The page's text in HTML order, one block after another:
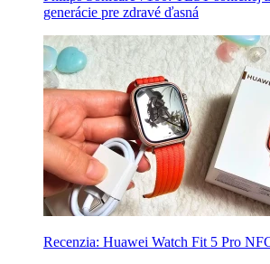
generácie pre zdravé ďasná
Recenzia: Huawei Watch Fit 5 Pro